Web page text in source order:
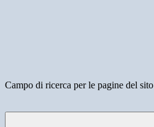
Campo di ricerca per le pagine del sito